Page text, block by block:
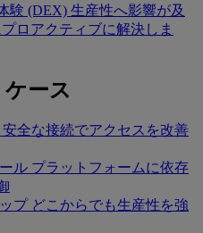
験 (DEX) 生産性へ影響が及
ロアクティブに解決しま
ース
安全な接続でアクセスを改善
ル プラットフォームに依存
プ どこからでも生産性を強